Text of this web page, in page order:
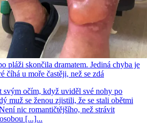
pláži skončila dramatem. Jediná chyba je
číhá u moře častěji, než se zdá
svým očím, když uviděl své nohy po
muž se ženou zjistili, že se stali obětmi
nic romantičtějšího, než strávit
[...]...